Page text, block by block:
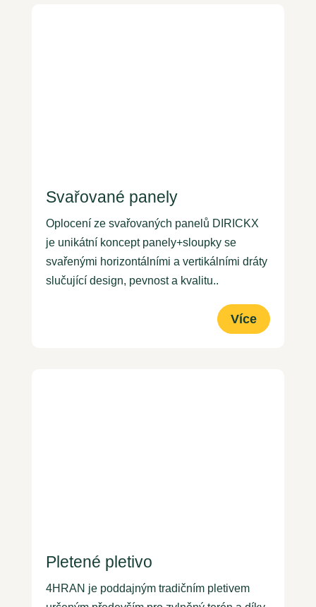
Svařované panely
Oplocení ze svařovaných panelů DIRICKX
je unikátní koncept panely+sloupky se
svařenými horizontálními a vertikálními dráty
slučující design, pevnost a kvalitu..
Více
Pletené pletivo
4HRAN je poddajným tradičním pletivem